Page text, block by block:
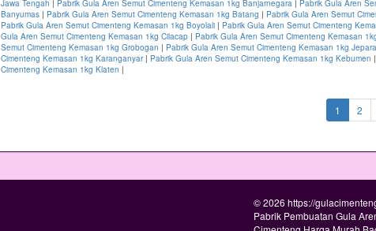
Jawa Tengah | Pabrik Gula Aren Semut Cimenteng Kemasan 1kg Banjarnegara | Pabrik Gula Aren
Banyumas | Pabrik Gula Aren Semut Cimenteng Kemasan 1kg Batang | Pabrik Gula Aren Semut
Pabrik Gula Aren Semut Cimenteng Kemasan 1kg Boyolali | Pabrik Gula Aren Semut Cimenteng
Gula Aren Semut Cimenteng Kemasan 1kg Cilacap | Pabrik Gula Aren Semut Cimenteng Kemasan
Semut Cimenteng Kemasan 1kg Grobogan | Pabrik Gula Aren Semut Cimenteng Kemasan 1kg Jepara
Cimenteng Kemasan 1kg Karanganyar| Pabrik Gula Aren Semut Cimenteng Kemasan 1kg Kebumen |
Cimenteng Kemasan 1kg Klaten |
1 (current)
2
© 2026 https://
Pabrik Pembuatan Gula